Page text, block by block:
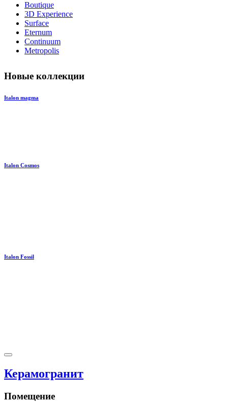
Boutique
3D Experience
Surface
Eternum
Continuum
Metropolis
Новые коллекции
Italon magma
Italon Cosmos
Italon Fossil
Керамогранит
Помещение